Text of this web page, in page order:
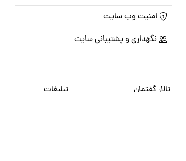
امنیت وب سایت
نگهداری و پشتیبانی سایت
تالار گفتمان تبلیغات